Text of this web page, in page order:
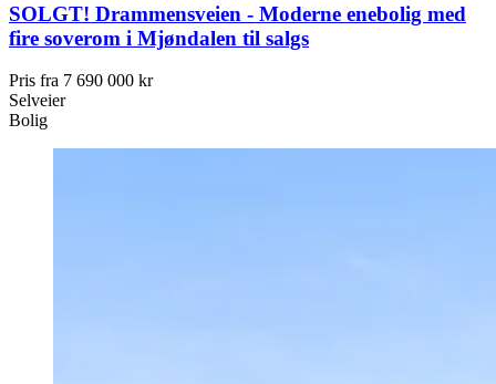
SOLGT! Drammensveien - Moderne enebolig med
fire soverom i Mjøndalen til salgs
Pris fra 7 690 000 kr
Selveier
Bolig